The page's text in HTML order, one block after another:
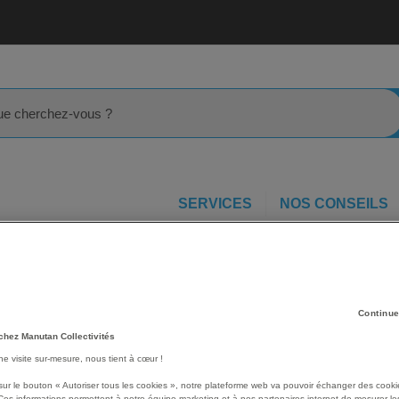
SERVICES NOS CONSEILS
Sac d'absorbants
Très résistant et
des poignées.
Manutan Collectivités
visite sur-mesure, nous tient à cœur !
le bouton « Autoriser tous les cookies », notre plateforme web va pouvoir échanger des